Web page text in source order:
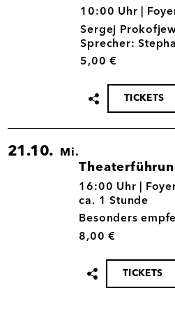
15.10.
10:00 Uhr |
Sergej
Sprecher:
5,00 €
Termin
teilen
TICKETS
21.10. Mi.
21.10.
16:00 Uhr |
ca. 1 Stunde
Besonders
8,00 €
Termin
teilen
TICKETS